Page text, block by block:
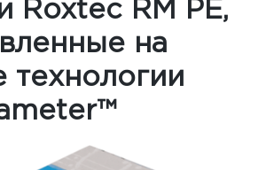
Roxtec RM PE,
на
технологии